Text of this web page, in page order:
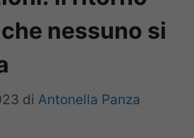
nessuno si
di Antonella Panza